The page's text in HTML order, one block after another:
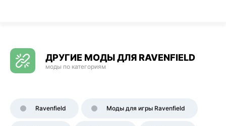
ДРУГИЕ МОДЫ ДЛЯ RAVENFIELD
моды по категориям
Ravenfield Моды для игры Ravenfield